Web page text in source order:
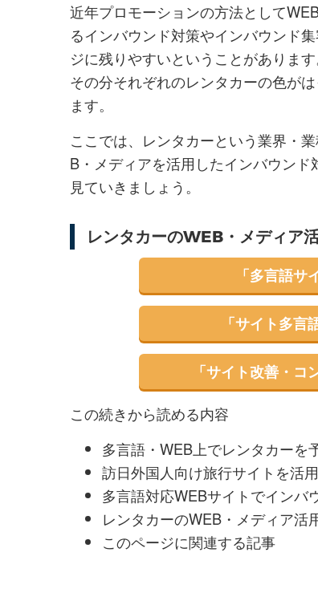
近年プロモーションの方法として
るインバウンド対策やインバウンド
ジに残りやすいということがありま
その分それぞれのレンタカーの色が
ます。
ここでは、レンタカーという業界・
B・メディアを活用したインバウン
見ていきましょう。
レンタカーのWEB・メディア
「多言語
「サイト多
「サイト改善・
この続きから読める内容
多言語・WEB上でレンタカーを
訪日外国人向け旅行サイトを活
多言語対応WEBサイトでインバ
レンタカーのWEB・メディア活
このページに関連する記事